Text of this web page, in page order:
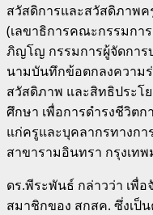
สวัสดิการและสวัสดิภาพ
(เลขาธิการคณะกรรมกา
ภิญโญ กรรมการผู้จัดการ
นามบันทึกข้อตกลงความ
สวัสดิภาพ และสิทธิประโ
ศึกษา เพื่อการดำรงชีวิต
แก่ครูและบุคลากรทางก
สาขารามอินทรา กรุงเท
ดร.พีระพันธ์ กล่าวว่า เพื่
สมาชิกของ สกสค. ซึ่งเป็